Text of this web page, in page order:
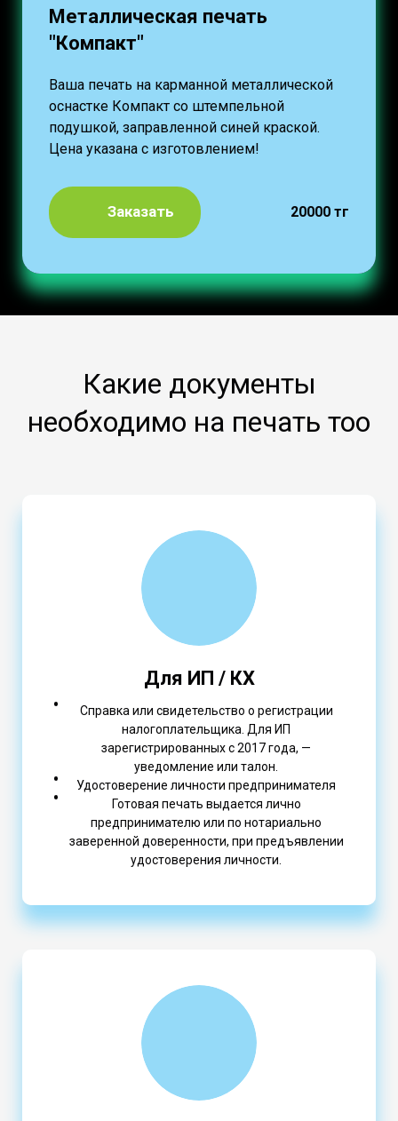
Металлическая печать
"Компакт"
Ваша печать на карманной металлической
оснастке Компакт со штемпельной
подушкой, заправленной синей краской.
Цена указана с изготовлением!
Заказать 20000 тг
Какие документы
необходимо на печать тоо
Для ИП / КХ
Справка или свидетельство о регистрации
налогоплательщика. Для ИП
зарегистрированных с 2017 года, —
уведомление или талон.
Удостоверение личности предпринимателя
Готовая печать выдается лично
предпринимателю или по нотариально
заверенной доверенности, при предъявлении
удостоверения личности.